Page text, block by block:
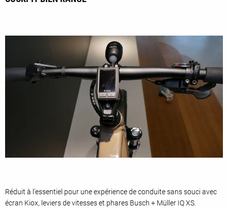
Réduit à l'essentiel pour une expérience de conduite sans souci avec
écran Kiox, leviers de vitesses et phares Busch + Müller IQ XS.